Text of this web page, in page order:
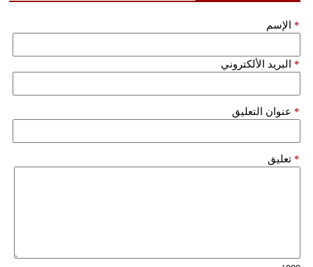
سيارات
الإسم *
البريد الألكتروني *
عنوان التعليق *
تعليق *